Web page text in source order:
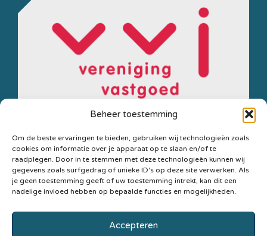
Beheer toestemming
Om de beste ervaringen te bieden, gebruiken wij technologieën zoals
cookies om informatie over je apparaat op te slaan en/of te
raadplegen. Door in te stemmen met deze technologieën kunnen wij
gegevens zoals surfgedrag of unieke ID's op deze site verwerken. Als
je geen toestemming geeft of uw toestemming intrekt, kan dit een
nadelige invloed hebben op bepaalde functies en mogelijkheden.
Accepteren
Secretariaat
VVJ
Postbus
21,
3940
AA
Doorn
Privacyverklaring
Statuten